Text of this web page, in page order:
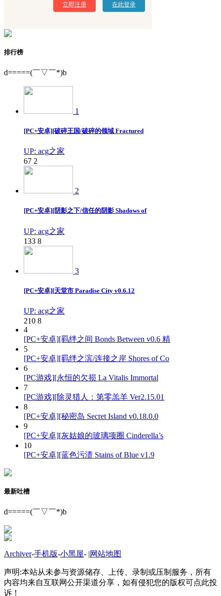
立即注册 在此登录
排行榜
d=====(￣▽￣*)b
1
[PC+安卓][破碎王国/破碎的领域 Fractured
UP: acg之家
67 2
2
[PC+安卓][阴影之下/信任的阴影 Shadows of
UP: acg之家
133 8
3
[PC+安卓][天堂市 Paradise City v0.6.12
UP: acg之家
210 8
4
[PC+安卓][羁绊之间 Bonds Between v0.6 精
5
[PC+安卓][羁绊之滨/连接之岸 Shores of Co
6
[PC游戏][永恒的欠损 La Vitalis Immortal
7
[PC游戏][除灵猎人：第零羔羊 Ver2.15.01
8
[PC+安卓][秘密岛 Secret Island v0.18.0.0
9
[PC+安卓][灰姑娘的玻璃项圈 Cinderella’s
10
[PC+安卓][蓝色污渍 Stains of Blue v1.9
最新吐槽
d=====(￣▽￣*)b
Archiver-手机版-小黑屋- |网站地图
声明:本站从未参与资源储存、上传、录制或压制服务，所有
内容均来自互联网公开渠道分享，如有侵犯您的版权可点此投
诉！